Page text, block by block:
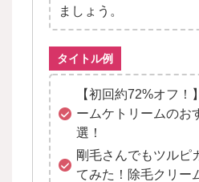
ましょう。
タイトル例
【初回約72%オフ！
ームケトリームのお
選！
剛毛さんでもツルピ
てみた！除毛クリー